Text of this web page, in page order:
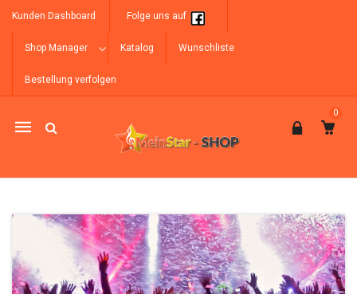
Kunden Dashboard Folge uns auf
Shop Manager Katalog Wunschliste
Bestellung verfolgen
Mobile
0
Skip to content